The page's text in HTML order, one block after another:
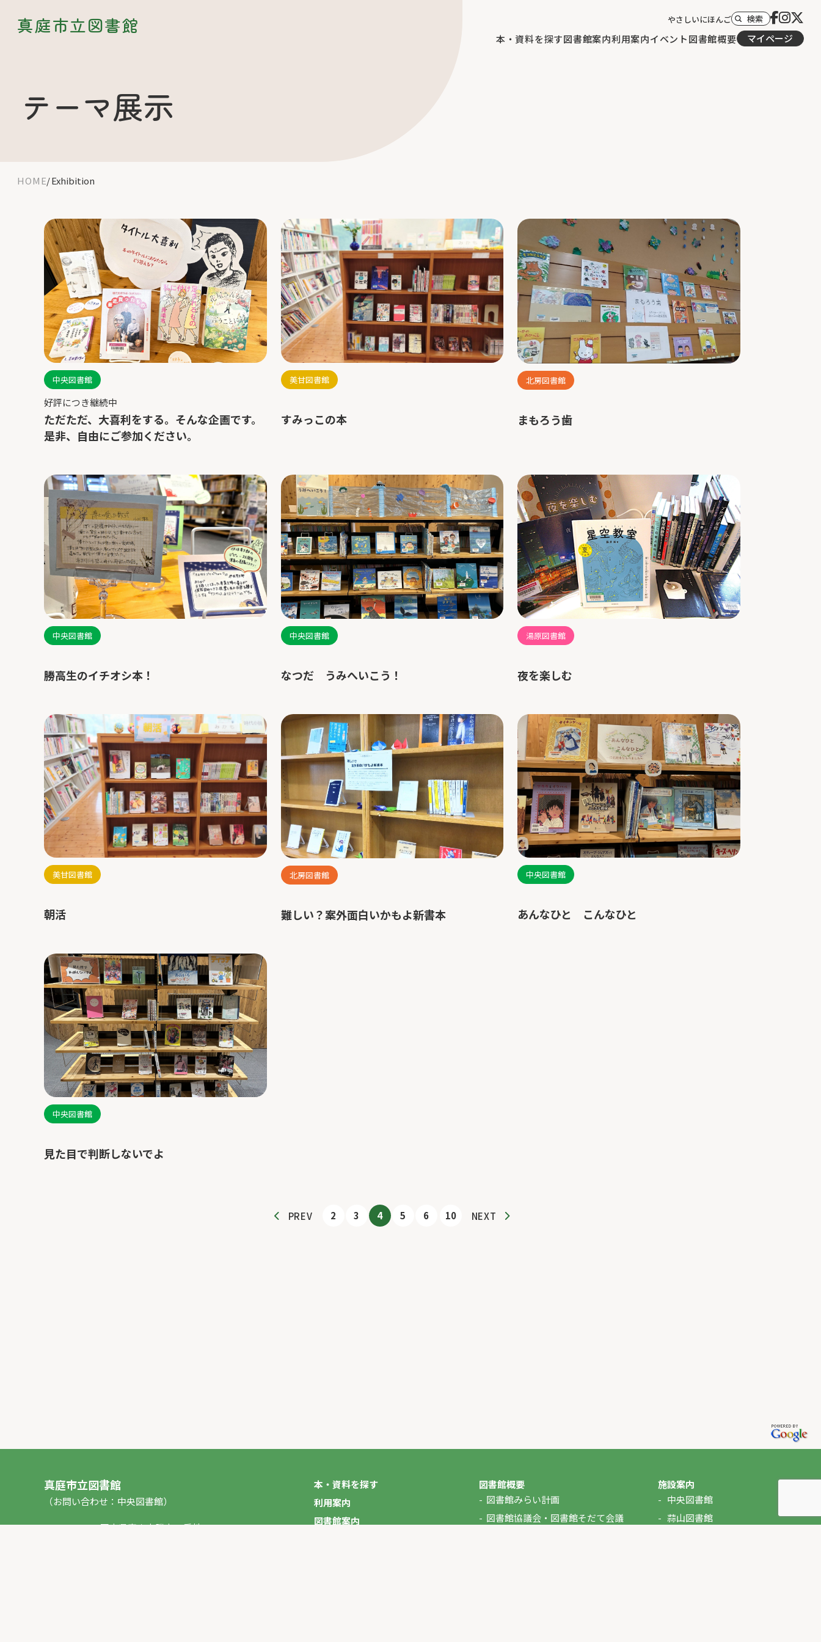
真庭市立図書館
本・資料を探す図書館案内利用案内イベント図書館概要 マイページ
やさしいにほんご 検索
テーマ展示
HOME Exhibition
中央図書館
好評につき継続中
ただただ、大喜利をする。そんな企画です。
是非、自由にご参加ください。
美甘図書館
すみっこの本
北房図書館
まもろう歯
中央図書館
勝高生のイチオシ本！
中央図書館
なつだ うみへいこう！
湯原図書館
夜を楽しむ
美甘図書館
朝活
北房図書館
難しい？案外面白いかもよ新書本
中央図書館
あんなひと こんなひと
中央図書館
見た目で判断しないでよ
PREV 2 3 4 5 6 10 NEXT
真庭市立図書館
（お問い合わせ：中央図書館）
〒717-0013 岡山県真庭市勝山53番地1
本・資料を探す
利用案内
図書館案内
図書館概要
図書館みらい計画
図書館協議会・図書館そだて会議
施設案内
中央図書館
蒜山図書館